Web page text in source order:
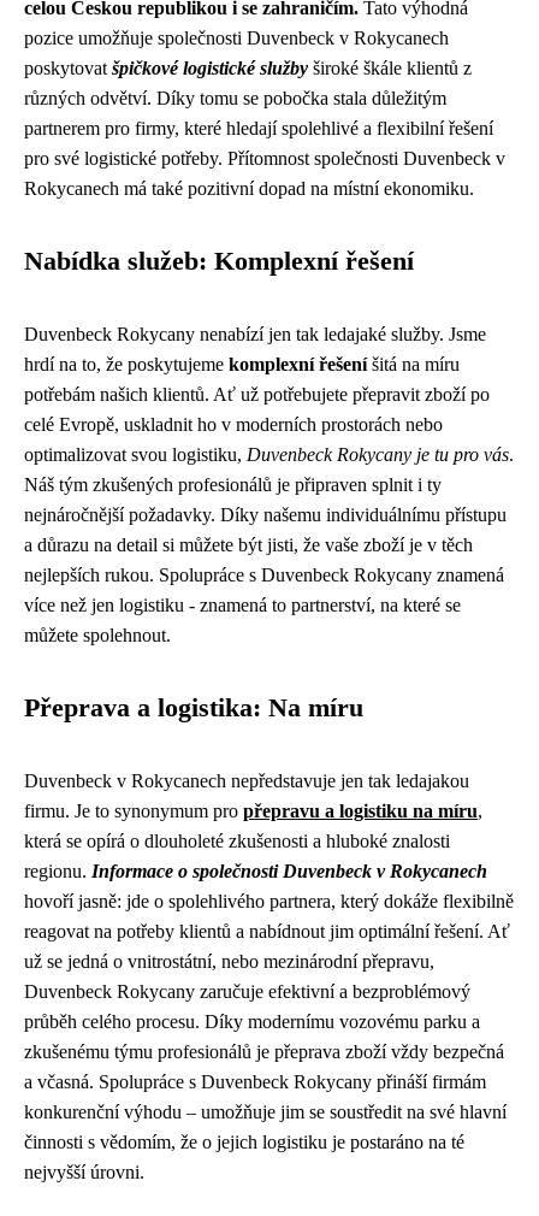
celou Českou republikou i se zahraničím. Tato výhodná
pozice umožňuje společnosti Duvenbeck v Rokycanech
poskytovat špičkové logistické služby široké škále klientů z
různých odvětví. Díky tomu se pobočka stala důležitým
partnerem pro firmy, které hledají spolehlivé a flexibilní řešení
pro své logistické potřeby. Přítomnost společnosti Duvenbeck v
Rokycanech má také pozitivní dopad na místní ekonomiku.
Nabídka služeb: Komplexní řešení
Duvenbeck Rokycany nenabízí jen tak ledajaké služby. Jsme
hrdí na to, že poskytujeme komplexní řešeníšitá na míru
potřebám našich klientů. Ať už potřebujete přepravit zboží po
celé Evropě, uskladnit ho v moderních prostorách nebo
optimalizovat svou logistiku, Duvenbeck Rokycany je tu pro vás.
Náš tým zkušených profesionálů je připraven splnit i ty
nejnáročnější požadavky. Díky našemu individuálnímu přístupu
a důrazu na detail si můžete být jisti, že vaše zboží je v těch
nejlepších rukou. Spolupráce s Duvenbeck Rokycany znamená
více než jen logistiku - znamená to partnerství, na které se
můžete spolehnout.
Přeprava a logistika: Na míru
Duvenbeck v Rokycanech nepředstavuje jen tak ledajakou
firmu. Je to synonymum pro přepravu a logistiku na míru,
která se opírá o dlouholeté zkušenosti a hluboké znalosti
regionu. Informace o společnosti Duvenbeck v Rokycanech
hovoří jasně: jde o spolehlivého partnera, který dokáže flexibilně
reagovat na potřeby klientů a nabídnout jim optimální řešení. Ať
už se jedná o vnitrostátní, nebo mezinárodní přepravu,
Duvenbeck Rokycany zaručuje efektivní a bezproblémový
průběh celého procesu. Díky modernímu vozovému parku a
zkušenému týmu profesionálů je přeprava zboží vždy bezpečná
a včasná. Spolupráce s Duvenbeck Rokycany přináší firmám
konkurenční výhodu – umožňuje jim se soustředit na své hlavní
činnosti s vědomím, že o jejich logistiku je postaráno na té
nejvyšší úrovni.